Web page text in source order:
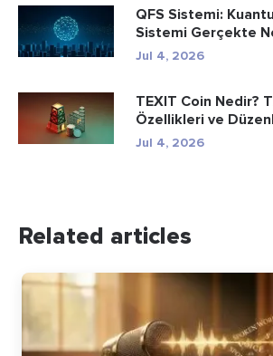
QFS Sistemi:
Sistemi Gerçekte
Jul 4, 2026
TEXIT Coin Nedir?
Özellikleri ve
Jul 4, 2026
Related articles